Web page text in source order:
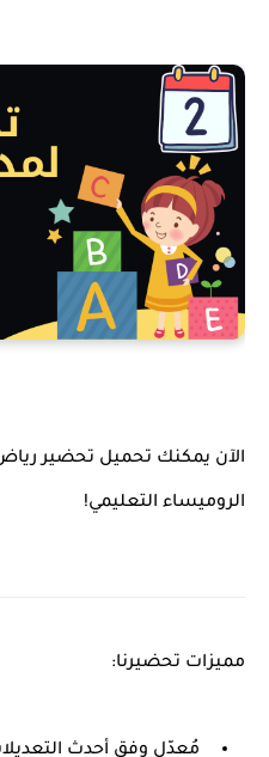
الآن يمكنك تحميل تحضير
الروميساء التعليمي!
مميزات تحضيرنا:
مُعدّل وفق أحدث